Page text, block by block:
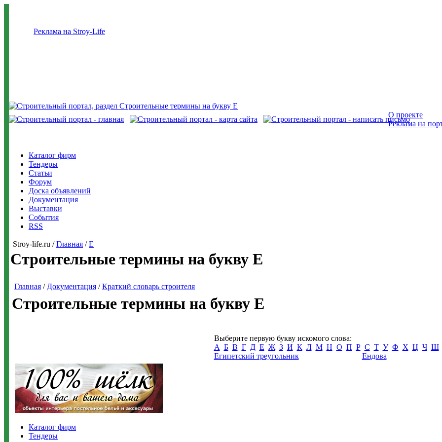
Реклама на Stroy-Life
О проекте
Реклама на
Каталог фирм
Тендеры
Статьи
Форум
Доска объявлений
Документация
Выставки
События
RSS
Stroy-life.ru /Главная /Е
Строительные термины на букву Е
Главная / Документация /Краткий словарь строителя
Строительные термины на букву Е
Выберите первую букву искомого слова:
А Б В Г Д Е Ж З И К Л М Н О П Р С Т У Ф Х Ц Ч Ш
Египетский треугольник
Ендова
Каталог фирм
Тендеры